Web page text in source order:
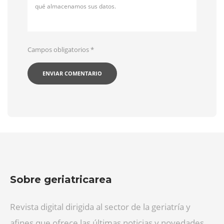
qué almacenamos sus datos.
Campos obligatorios*
Sobre geriatricarea
Revista digital dirigida al sector de la geriatría y